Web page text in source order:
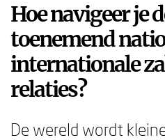
Hoe navigeer je
toenemend
internationale
relaties?
De wereld wordt